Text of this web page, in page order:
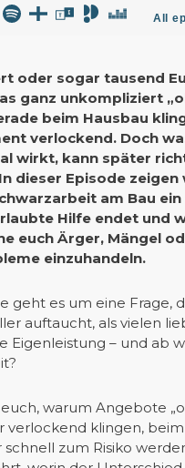
oder sogar tausend
ganz unkompliziert
beim Hausbau
verlockend. Doch
wirkt, kann später
dieser Episode zeigen
am Bau
Hilfe endet und
euch Ärger, Mängel
einzuhandeln.
geht es um eine Frage,
auftaucht, als vielen
Eigenleistung – und ab
warum Angebote
verlockend klingen, beim
zum Risiko